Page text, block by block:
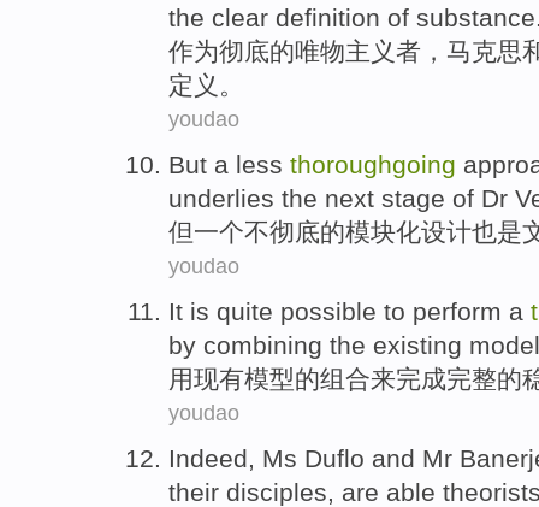
the clear definition of substance
作为彻底的唯物主义者 ， 马克思
定义 。
youdao
But a less thoroughgoing
underlies the next stage of Dr
但一个不彻底的模块化设计也是
youdao
It is quite possible to perform a
by combining the existing
用现有模型的组合来完成完整的
youdao
Indeed, Ms Duflo and Mr
their disciples, are able